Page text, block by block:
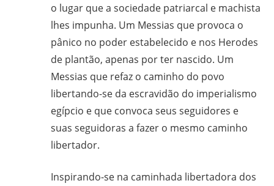
Populares
Urbanos,
gilvanderufmg@gmail.com
o lugar que a sociedade patriarcal e machista
lhes impunha. Um Messias que provoca o
pânico no poder estabelecido e nos Herodes
de plantão, apenas por ter nascido. Um
Messias que refaz o caminho do povo
libertando-se da escravidão do imperialismo
egípcio e que convoca seus seguidores e
suas seguidoras a fazer o mesmo caminho
libertador.
Inspirando-se na caminhada libertadora dos